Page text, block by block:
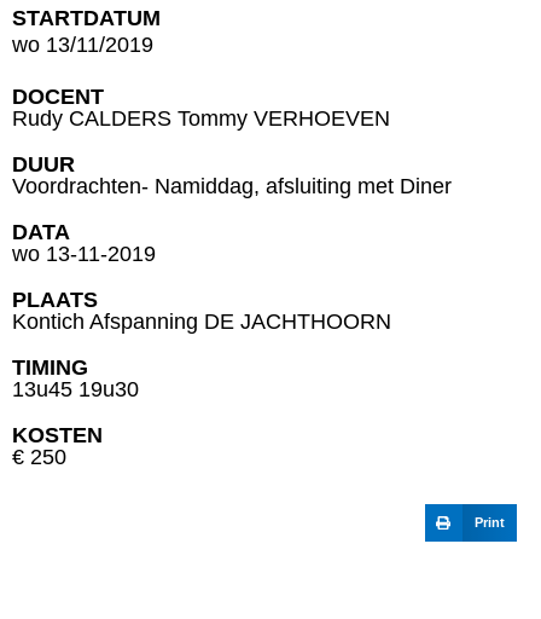
STARTDATUM
wo 13/11/2019
DOCENT
Rudy CALDERS Tommy VERHOEVEN
DUUR
Voordrachten- Namiddag, afsluiting met Diner
DATA
wo 13-11-2019
PLAATS
Kontich Afspanning DE JACHTHOORN
TIMING
13u45 19u30
KOSTEN
€ 250
Print